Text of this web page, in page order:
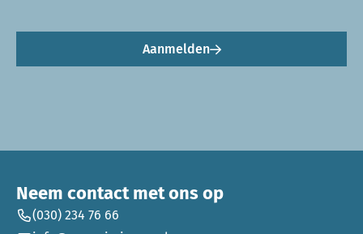
Aanmelden
Neem contact met ons op
(030) 234 76 66